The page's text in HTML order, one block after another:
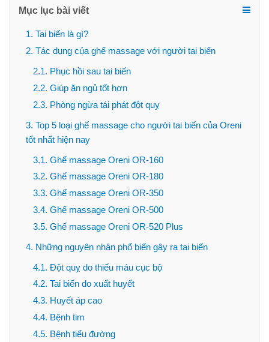
Mục lục bài viết
1. Tai biến là gì?
2. Tác dụng của ghế massage với người tai biến
2.1. Phục hồi sau tai biến
2.2. Giúp ăn ngủ tốt hơn
2.3. Phòng ngừa tái phát đột quỵ
3. Top 5 loại ghế massage cho người tai biến của Oreni
tốt nhất hiện nay
3.1. Ghế massage Oreni OR-160
3.2. Ghế massage Oreni OR-180
3.3. Ghế massage Oreni OR-350
3.4. Ghế massage Oreni OR-500
3.5. Ghế massage Oreni OR-520 Plus
4. Những nguyên nhân phổ biến gây ra tai biến
4.1. Đột quỵ do thiếu máu cục bộ
4.2. Tai biến do xuất huyết
4.3. Huyết áp cao
4.4. Bệnh tim
4.5. Bệnh tiểu đường